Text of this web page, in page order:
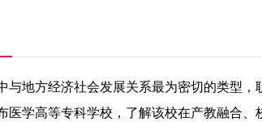
与地方经济社会发展关系最为密切的类型
医学高等专科学校，了解该校在产教融合、